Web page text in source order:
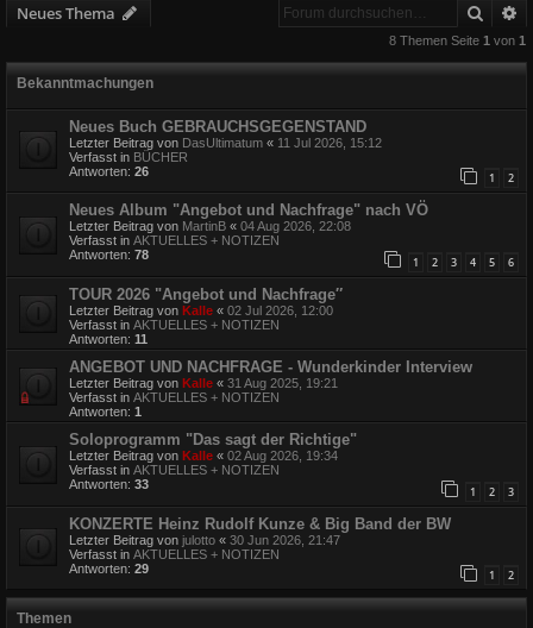
Neues Thema Suche
8 Themen Seite 1 von 1
Bekanntmachungen
Neues Buch GEBRAUCHSGEGENSTAND
Letzter Beitrag von DasUltimatum « 11 Jul 2026, 15:12
Verfasst in BÜCHER
Antworten: 26 1 2
Neues Album "Angebot und Nachfrage" nach VÖ
Letzter Beitrag von MartinB « 04 Aug 2026, 22:08
Verfasst in AKTUELLES + NOTIZEN
Antworten: 78 1 2 3 4 5 6
TOUR 2026 "Angebot und Nachfrage″
Letzter Beitrag von Kalle « 02 Jul 2026, 12:00
Verfasst in AKTUELLES + NOTIZEN
Antworten: 11
ANGEBOT UND NACHFRAGE - Wunderkinder Interview
Letzter Beitrag von Kalle « 31 Aug 2025, 19:21
Verfasst in AKTUELLES + NOTIZEN
Antworten: 1
Soloprogramm "Das sagt der Richtige"
Letzter Beitrag von Kalle « 02 Aug 2026, 19:34
Verfasst in AKTUELLES + NOTIZEN
Antworten: 33 1 2 3
KONZERTE Heinz Rudolf Kunze & Big Band der BW
Letzter Beitrag von julotto « 30 Jun 2026, 21:47
Verfasst in AKTUELLES + NOTIZEN
Antworten: 29 1 2
Themen